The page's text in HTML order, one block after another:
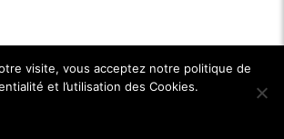
visite, vous acceptez notre politique de
et l’utilisation des Cookies.